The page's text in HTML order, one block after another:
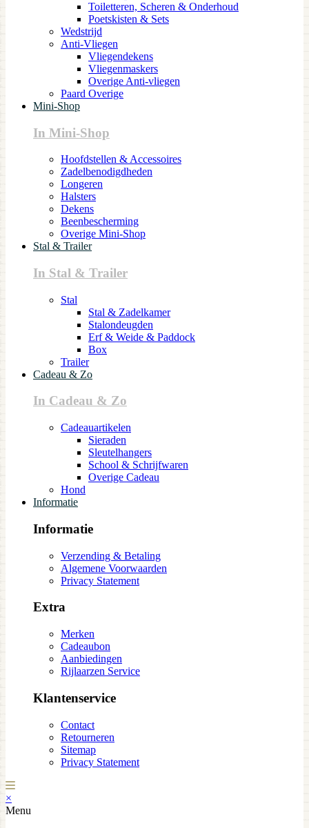
Toiletteren, Scheren & Onderhoud
Poetskisten & Sets
Wedstrijd
Anti-Vliegen
Vliegendekens
Vliegenmaskers
Overige Anti-vliegen
Paard Overige
Mini-Shop
In Mini-Shop
Hoofdstellen & Accessoires
Zadelbenodigdheden
Longeren
Halsters
Dekens
Beenbescherming
Overige Mini-Shop
Stal & Trailer
In Stal & Trailer
Stal
Stal & Zadelkamer
Stalondeugden
Erf & Weide & Paddock
Box
Trailer
Cadeau & Zo
In Cadeau & Zo
Cadeauartikelen
Sieraden
Sleutelhangers
School & Schrijfwaren
Overige Cadeau
Hond
Informatie
Informatie
Verzending & Betaling
Algemene Voorwaarden
Privacy Statement
Extra
Merken
Cadeaubon
Aanbiedingen
Rijlaarzen Service
Klantenservice
Contact
Retourneren
Sitemap
Privacy Statement
×
Menu